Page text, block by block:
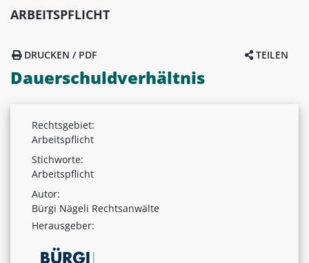
ARBEITSPFLICHT
TEILEN
DRUCKEN / PDF
Dauerschuldverhältnis
Rechtsgebiet:
Arbeitspflicht
Stichworte:
Arbeitspflicht
Autor:
Bürgi Nägeli Rechtsanwälte
Herausgeber: